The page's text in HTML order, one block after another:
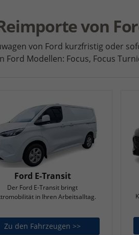
von
von Ford kurzfristig oder
Ford Modellen: Focus, Focus
Ford E-Transit
Der Ford E-Transit bringt
in Ihren Arbeitsalltag.
Zu den Fahrzeugen >>